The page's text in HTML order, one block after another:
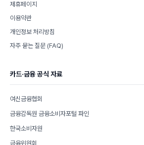
제휴페이지
이용약관
개인정보 처리방침
자주 묻는 질문 (FAQ)
카드·금융 공식 자료
여신금융협회
금융감독원 금융소비자포털 파인
한국소비자원
금융위원회